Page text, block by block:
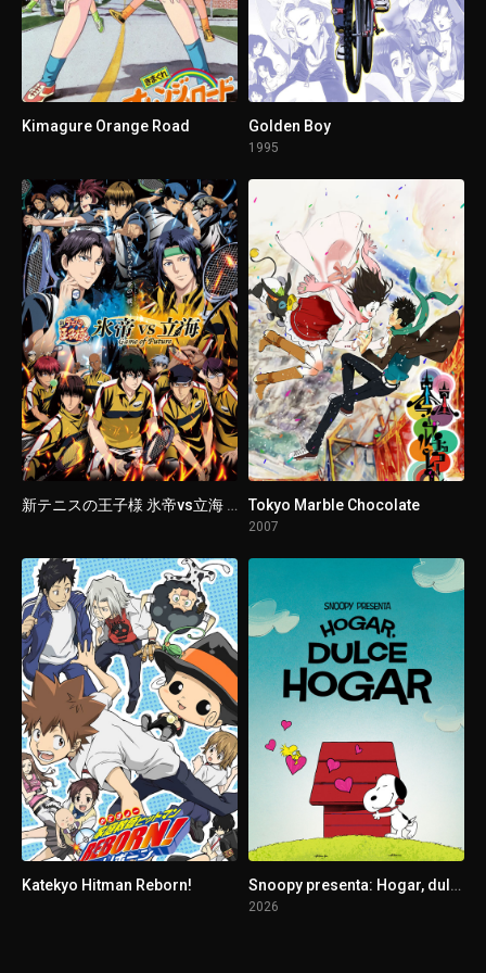
1 - 6 Episodio 6
1 - 7 Episodio 7
1 - 9 Episodio 9
1 - 10 Episodio 10
1 - 11 Episodio 11
1 - 12 Episodio 12
Kimagure Orange Road Golden Boy
1995
新テニスの王子様 氷帝vs立海 Game of Future Tokyo Marble Chocolate
2007
Katekyo Hitman Reborn! Snoopy presenta: Hogar, dulce hogar
2026